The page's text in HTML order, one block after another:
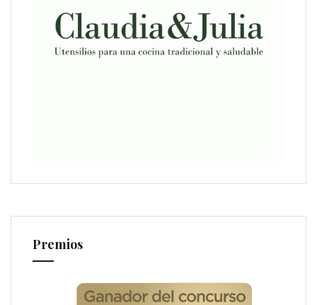
Premios